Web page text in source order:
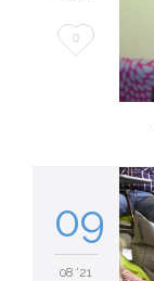
Love
0
09
08 '21